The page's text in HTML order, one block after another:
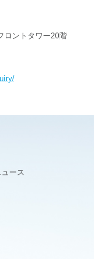
ロントタワー20階
ュース